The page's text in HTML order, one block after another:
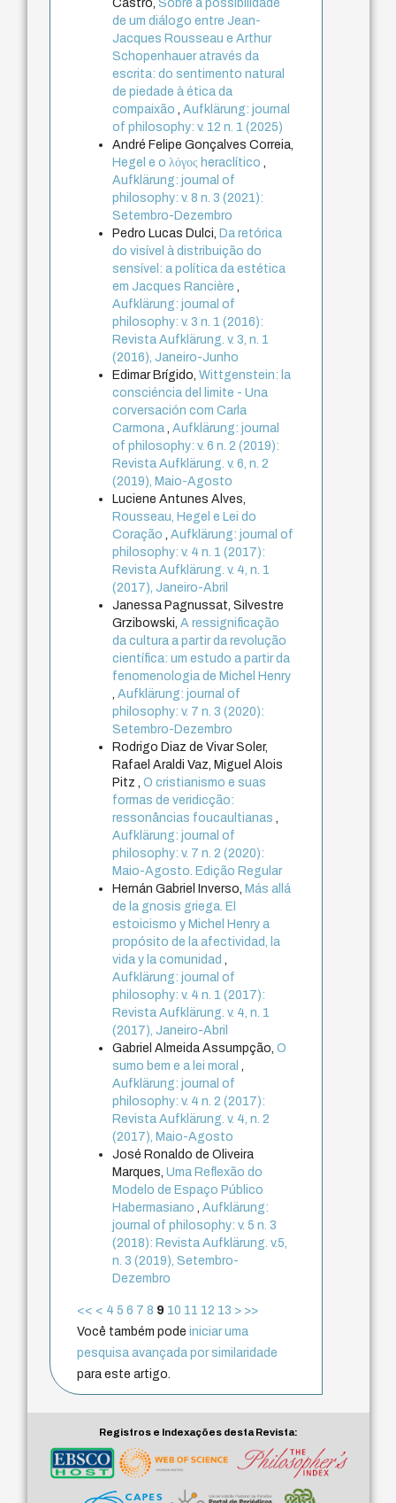
Castro,Sobre a possibilidade
de um diálogo entre Jean-
Jacques Rousseau e Arthur
Schopenhauer através da
escrita: do sentimento natural
de piedade à ética da
compaixão
,Aufklärung: journal
of philosophy: v. 12 n. 1 (2025)
André Felipe Gonçalves Correia,
Hegel e o λόγος heraclítico
Aufklärung: journal of
philosophy: v. 8 n. 3 (2021):
Setembro-Dezembro
Pedro Lucas Dulci,Da retórica
do visível à distribuição do
sensível: a política da estética
em Jacques Rancière
Aufklärung: journal of
philosophy: v. 3 n. 1 (2016):
Revista Aufklärung. v. 3, n. 1
(2016), Janeiro-Junho
Edimar Brígido,Wittgenstein: la
consciéncia del limite - Una
corversación com Carla
Carmona ,Aufklärung: journal
of philosophy: v. 6 n. 2 (2019):
Revista Aufklärung. v. 6, n. 2
(2019), Maio-Agosto
Luciene Antunes Alves,
Rousseau, Hegel e Lei do
Coração
,Aufklärung: journal of
philosophy: v. 4 n. 1 (2017):
Revista Aufklärung. v. 4, n. 1
(2017), Janeiro-Abril
Janessa Pagnussat, Silvestre
Grzibowski,A ressignificação
da cultura a partir da revolução
científica: um estudo a partir da
fenomenologia de Michel Henry
,Aufklärung: journal of
philosophy: v. 7 n. 3 (2020):
Setembro-Dezembro
Rodrigo Diaz de Vivar Soler,
Rafael Araldi Vaz, Miguel Alois
Pitz ,O cristianismo e suas
formas de veridicção:
ressonâncias foucaultianas
Aufklärung: journal of
philosophy: v. 7 n. 2 (2020):
Maio-Agosto. Edição Regular
Hernán Gabriel Inverso,Más allá
de la gnosis griega. El
estoicismo y Michel Henry a
propósito de la afectividad, la
vida y la comunidad
Aufklärung: journal of
philosophy: v. 4 n. 1 (2017):
Revista Aufklärung. v. 4, n. 1
(2017), Janeiro-Abril
Gabriel Almeida Assumpção,O
sumo bem e a lei moral
Aufklärung: journal of
philosophy: v. 4 n. 2 (2017):
Revista Aufklärung. v. 4, n. 2
(2017), Maio-Agosto
José Ronaldo de Oliveira
Marques,Uma Reflexão do
Modelo de Espaço Público
Habermasiano
,Aufklärung:
journal of philosophy: v. 5 n. 3
(2018): Revista Aufklärung. v.5,
n. 3 (2019), Setembro-
Dezembro
<< < 4 5 6 7 8 9 10 11 12 13 > >>
Você também podeiniciar uma
pesquisa avançada por similaridade
para este artigo.
Registros e Indexações desta Revista: